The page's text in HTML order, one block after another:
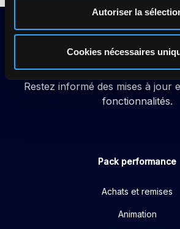
Autoriser la
Cookies nécessaires
Restez informé des mises à jour
fonctionnalités.
Pack performance
Achats et remises
Animation